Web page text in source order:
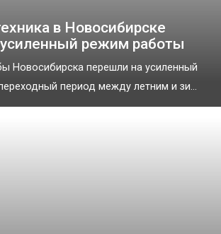
в Новосибирске
режим работы
Новосибирска перешли на усиленный
период между летним и зи...